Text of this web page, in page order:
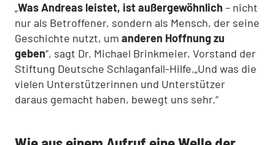
„Was Andreas leistet, ist außergewöhnlich – nicht
nur als Betroffener, sondern als Mensch, der seine
Geschichte nutzt, um anderen Hoffnung zu
geben“, sagt Dr. Michael Brinkmeier, Vorstand der
Stiftung Deutsche Schlaganfall-Hilfe.„Und was die
vielen Unterstützerinnen und Unterstützer
daraus gemacht haben, bewegt uns sehr.“